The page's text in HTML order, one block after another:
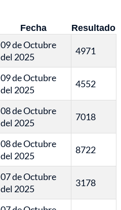
Fecha
Resultado
09 de Octubre
del 2025
4971
09 de Octubre
del 2025
4552
08 de Octubre
del 2025
7018
08 de Octubre
del 2025
8722
07 de Octubre
del 2025
3178